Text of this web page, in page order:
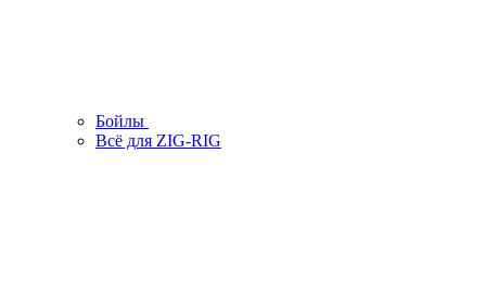
Бойлы
Всё для ZIG-RIG